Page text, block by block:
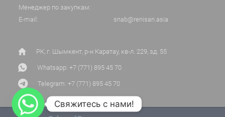
Менеджер по закупкам:
E-mail:
snab@renisan.asia
РК, г. Шымкент, р-н Каратау, кв-л. 229, зд. 55
Whatsapp: +7 (771) 895 45 70
Telegram: +7 (771) 895 45 70
Свяжитесь с нами!